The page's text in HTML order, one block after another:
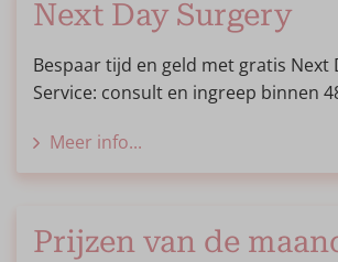
Next Day Surgery
Bespaar tijd en geld met gratis Next
Service: consult en ingreep binnen
Meer info...
Prijzen van de